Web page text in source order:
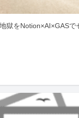
獄をNotion×AI×GASで